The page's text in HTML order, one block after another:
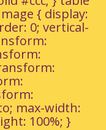
{ display:
0; vertical-
max-width:
100%; }